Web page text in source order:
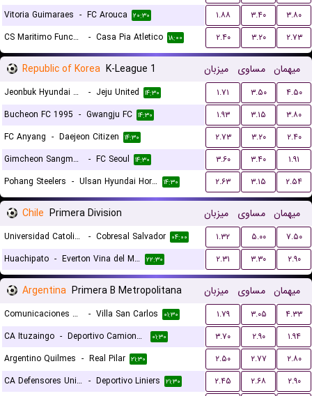
Vitoria Guimaraes - FC Arouca ۲۰:۳۰ ۱.۸۸ ۳.۴۰
۳.۸۰
CS Maritimo Funchal
- Casa Pia Atletico ۱۸:۰۰ ۲.۴۰ ۳.۲۰ ۲.۷۳
Republic of Korea K-League 1 میزبان مساوی میهمان
Jeonbuk Hyundai Motors FC - Jeju United ۱۴:۳۰ ۱.۷۱ ۳.۵۰
۴.۵۰
Bucheon FC 1995 - Gwangju FC ۱۴:۳۰ ۱.۹۳ ۳.۱۵
۳.۸۰
FC Anyang - Daejeon Citizen ۱۴:۳۰ ۲.۷۳ ۳.۲۰
۲.۴۰
Gimcheon Sangmu FC
- FC Seoul ۱۴:۳۰ ۳.۶۰ ۳.۴۰
۱.۹۱
Pohang Steelers - Ulsan Hyundai Horang-i ۱۴:۳۰ ۲.۶۳ ۳.۱۵ ۲.۵۴
Chile Primera Division میزبان مساوی میهمان
Universidad Catolica - Cobresal Salvador ۰۴:۰۰ ۱.۳۲ ۵.۰۰
۷.۵۰
Huachipato - Everton Vina del Mar ۲۲:۳۰ ۲.۳۱ ۳.۳۰ ۲.۹۰
Argentina Primera B Metropolitana میزبان مساوی میهمان
Comunicaciones de Bueno Aires - Villa San Carlos ۰۱:۳۰ ۱.۷۹ ۳.۰۵
۴.۳۳
CA Ituzaingo - Deportivo Camioneros ۰۱:۳۰ ۳.۷۰ ۲.۹۰
۱.۹۴
Argentino Quilmes - Real Pilar ۲۱:۳۰ ۲.۵۰ ۲.۷۷
۲.۸۰
CA Defensores Unidos - Deportivo Liniers ۲۱:۳۰ ۲.۴۵ ۲.۶۸
۲.۹۰